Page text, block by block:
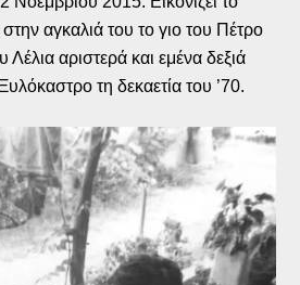
αγκαλιά του το γιο του Πέτρο
Λέλια αριστερά και εμένα δεξιά
τη δεκαετία του ’70.